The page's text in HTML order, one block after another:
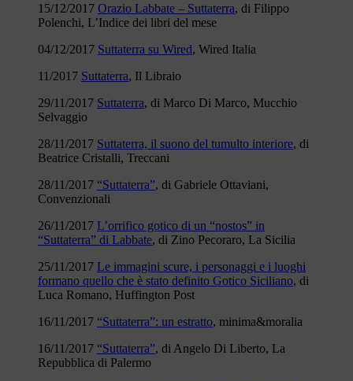
15/12/2017 Orazio Labbate – Suttaterra, di Filippo
Polenchi, L’Indice dei libri del mese
04/12/2017 Suttaterra su Wired, Wired Italia
11/2017 Suttaterra, Il Libraio
29/11/2017 Suttaterra, di Marco Di Marco, Mucchio
Selvaggio
28/11/2017 Suttaterra, il suono del tumulto interiore, di
Beatrice Cristalli, Treccani
28/11/2017 “Suttaterra”, di Gabriele Ottaviani,
Convenzionali
26/11/2017 L’orrifico gotico di un “nostos” in
“Suttaterra” di Labbate, di Zino Pecoraro, La Sicilia
25/11/2017 Le immagini scure, i personaggi e i luoghi
formano quello che è stato definito Gotico Siciliano, di
Luca Romano, Huffington Post
16/11/2017 “Suttaterra”: un estratto, minima&moralia
16/11/2017 “Suttaterra”, di Angelo Di Liberto, La
Repubblica di Palermo